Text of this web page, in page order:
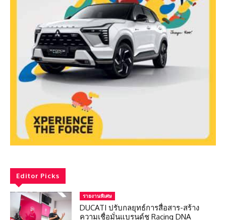
Editor Picks
รายงานพิเศษ
DUCATI ปรับกลยุทธ์การสื่อสาร-สร้าง
ความเชื่อมั่นแบรนด์ชู Racing DNA